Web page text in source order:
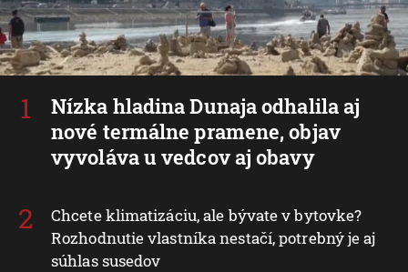
Nízka hladina Dunaja odhalila aj
nové termálne pramene, objav
vyvoláva u vedcov aj obavy
Chcete klimatizáciu, ale bývate v bytovke?
Rozhodnutie vlastníka nestačí, potrebný je aj
súhlas susedov